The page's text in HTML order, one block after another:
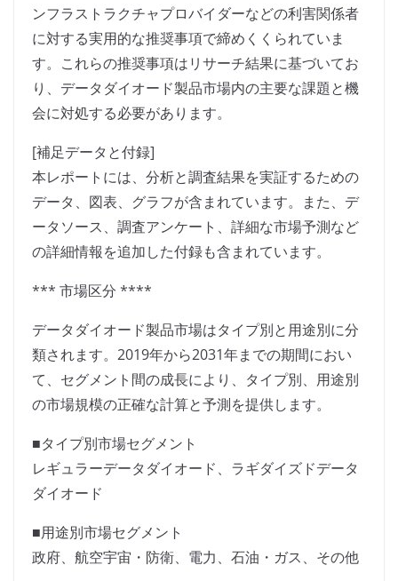
ンフラストラクチャプロバイダーなどの利害関係者
に対する実用的な推奨事項で締めくくられていま
す。これらの推奨事項はリサーチ結果に基づいてお
り、データダイオード製品市場内の主要な課題と機
会に対処する必要があります。
[補足データと付録]
本レポートには、分析と調査結果を実証するための
データ、図表、グラフが含まれています。また、デ
ータソース、調査アンケート、詳細な市場予測など
の詳細情報を追加した付録も含まれています。
*** 市場区分 ****
データダイオード製品市場はタイプ別と用途別に分
類されます。2019年から2031年までの期間におい
て、セグメント間の成長により、タイプ別、用途別
の市場規模の正確な計算と予測を提供します。
■タイプ別市場セグメント
レギュラーデータダイオード、ラギダイズドデータ
ダイオード
■用途別市場セグメント
政府、航空宇宙・防衛、電力、石油・ガス、その他